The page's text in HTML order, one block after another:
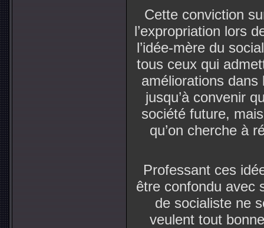
Cette conviction
l’expropriation lors
l’idée-mère du
tous ceux qui
améliorations dans
jusqu’à convenir
société future,
qu’on cherche à
Professant ces
être confondu avec
de socialiste ne
veulent tout